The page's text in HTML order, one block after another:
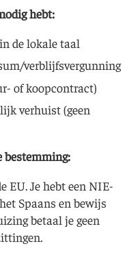
hebt:
de lokale taal
verblijfsvergunning
of koopcontract)
verhuist (geen
bestemming:
EU. Je hebt een NIE-
Spaans en bewijs
betaal je geen